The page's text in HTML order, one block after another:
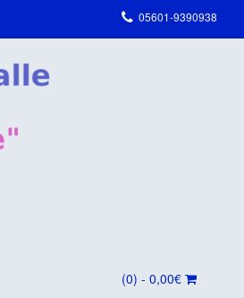
05601-9390938
(0) - 0,00€